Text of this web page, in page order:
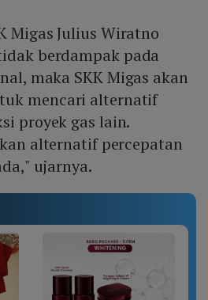
Migas Julius Wiratno
berdampak pada
maka SKK Migas akan
mencari alternatif
proyek gas lain.
alternatif percepatan
ujarnya.